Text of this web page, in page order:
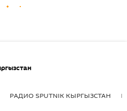
РАДИО SPUTNIK КЫРГЫЗСТАН